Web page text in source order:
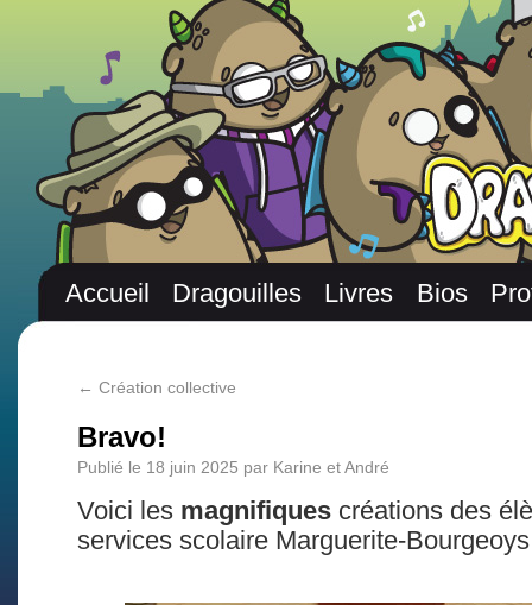
Accueil Dragouilles Livres Bios
← Création collective
Bravo!
Publié le 18 juin 2025 par Karine et André
Voici les magnifiques créations des
services scolaire Marguerite-